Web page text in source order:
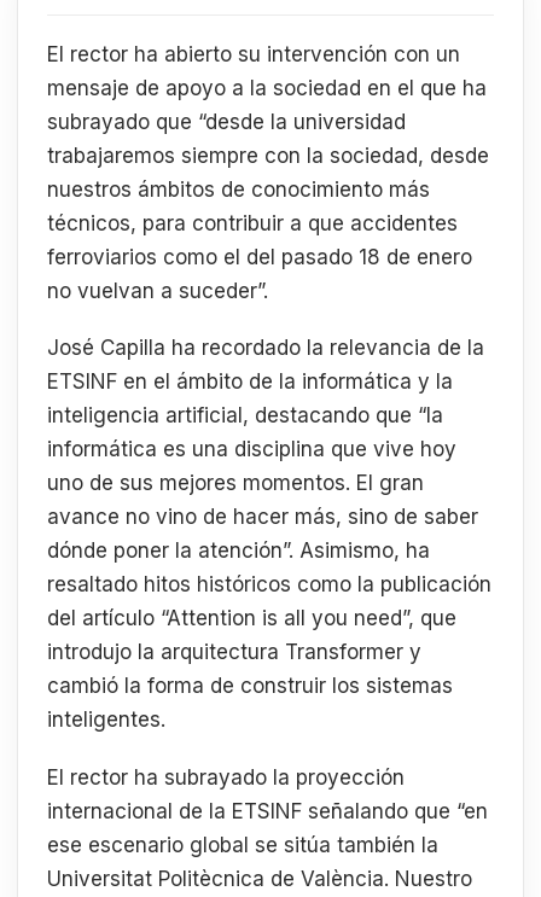
El rector ha abierto su intervención con un
mensaje de apoyo a la sociedad en el que ha
subrayado que “desde la universidad
trabajaremos siempre con la sociedad, desde
nuestros ámbitos de conocimiento más
técnicos, para contribuir a que accidentes
ferroviarios como el del pasado 18 de enero
no vuelvan a suceder”.
José Capilla ha recordado la relevancia de la
ETSINF en el ámbito de la informática y la
inteligencia artificial, destacando que “la
informática es una disciplina que vive hoy
uno de sus mejores momentos. El gran
avance no vino de hacer más, sino de saber
dónde poner la atención”. Asimismo, ha
resaltado hitos históricos como la publicación
del artículo “Attention is all you need”, que
introdujo la arquitectura Transformer y
cambió la forma de construir los sistemas
inteligentes.
El rector ha subrayado la proyección
internacional de la ETSINF señalando que “en
ese escenario global se sitúa también la
Universitat Politècnica de València. Nuestro